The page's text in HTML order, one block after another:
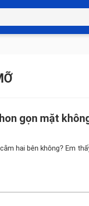
gọn mặt
hai bên không? Em